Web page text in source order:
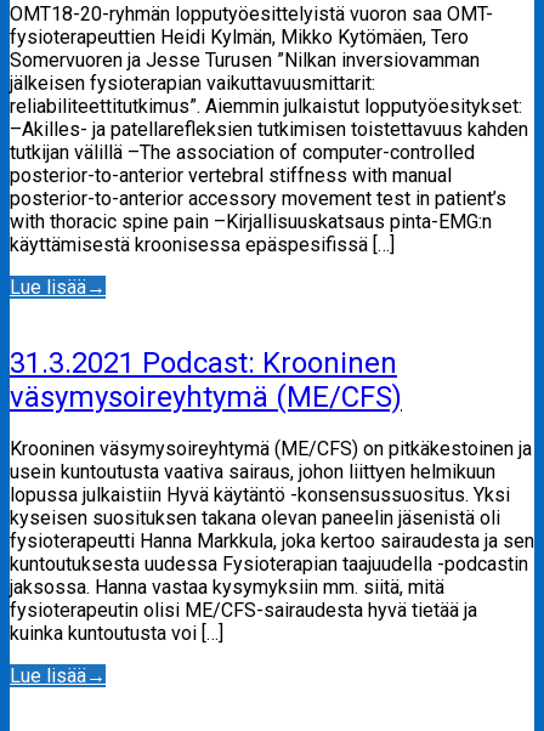
OMT18-20-ryhmän lopputyöesittelyistä vuoron saa OMT-
fysioterapeuttien Heidi Kylmän, Mikko Kytömäen, Tero
Somervuoren ja Jesse Turusen ”Nilkan inversiovamman
jälkeisen fysioterapian vaikuttavuusmittarit:
reliabiliteettitutkimus”. Aiemmin julkaistut lopputyöesitykset:
–Akilles- ja patellarefleksien tutkimisen toistettavuus kahden
tutkijan välillä –The association of computer-controlled
posterior-to-anterior vertebral stiffness with manual
posterior-to-anterior accessory movement test in patient’s
with thoracic spine pain –Kirjallisuuskatsaus pinta-EMG:n
käyttämisestä kroonisessa epäspesifissä […]
Lue lisää→
31.3.2021 Podcast: Krooninen
väsymysoireyhtymä (ME/CFS)
Krooninen väsymysoireyhtymä (ME/CFS) on pitkäkestoinen ja
usein kuntoutusta vaativa sairaus, johon liittyen helmikuun
lopussa julkaistiin Hyvä käytäntö -konsensussuositus. Yksi
kyseisen suosituksen takana olevan paneelin jäsenistä oli
fysioterapeutti Hanna Markkula, joka kertoo sairaudesta ja sen
kuntoutuksesta uudessa Fysioterapian taajuudella -podcastin
jaksossa. Hanna vastaa kysymyksiin mm. siitä, mitä
fysioterapeutin olisi ME/CFS-sairaudesta hyvä tietää ja
kuinka kuntoutusta voi […]
Lue lisää→